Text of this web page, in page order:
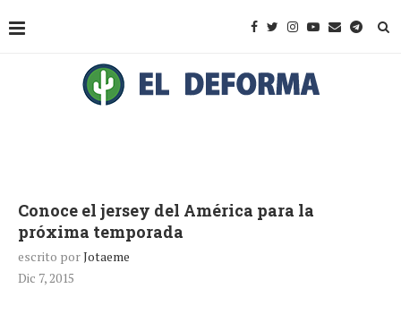
Conoce el jersey del América para la
próxima temporada
escrito porJotaeme
Dic 7, 2015